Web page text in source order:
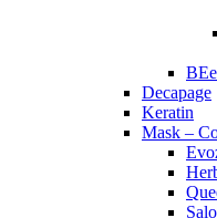
Decapage
Keratin
Mask –